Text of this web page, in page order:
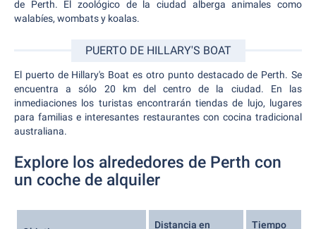
de Perth. El zoológico de la ciudad alberga animales como
walabíes, wombats y koalas.
PUERTO DE HILLARY'S BOAT
El puerto de Hillary's Boat es otro punto destacado de Perth. Se
encuentra a sólo 20 km del centro de la ciudad. En las
inmediaciones los turistas encontrarán tiendas de lujo, lugares
para familias e interesantes restaurantes con cocina tradicional
australiana.
Explore los alrededores de Perth con
un coche de alquiler
Distancia en Tiempo